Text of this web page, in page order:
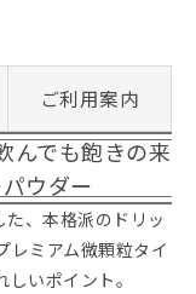
ご利用案内
んでも飽きの来
ウダー
、本格派のドリッ
レミアム微顆粒タイ
いポイント。